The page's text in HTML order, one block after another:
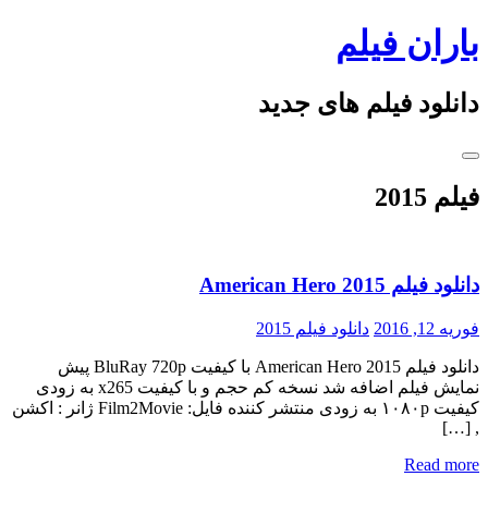
Skip
to
content
باران فیلم
دانلود فیلم های جدید
فیلم 2015
دانلود فیلم American Hero 2015
فوریه 12, 2016 دانلود فیلم 2015
دانلود فیلم American Hero 2015 با کیفیت BluRay 720p پیش
نمایش فیلم اضافه شد نسخه کم حجم و با کیفیت x265 به زودی
کیفیت ۱۰۸۰p به زودی منتشر کننده فایل: Film2Movie ژانر : اکشن
, […]
Read more